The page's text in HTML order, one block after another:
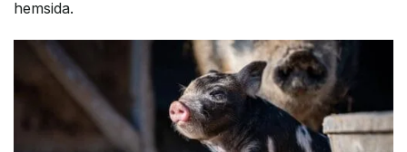
hemsida.